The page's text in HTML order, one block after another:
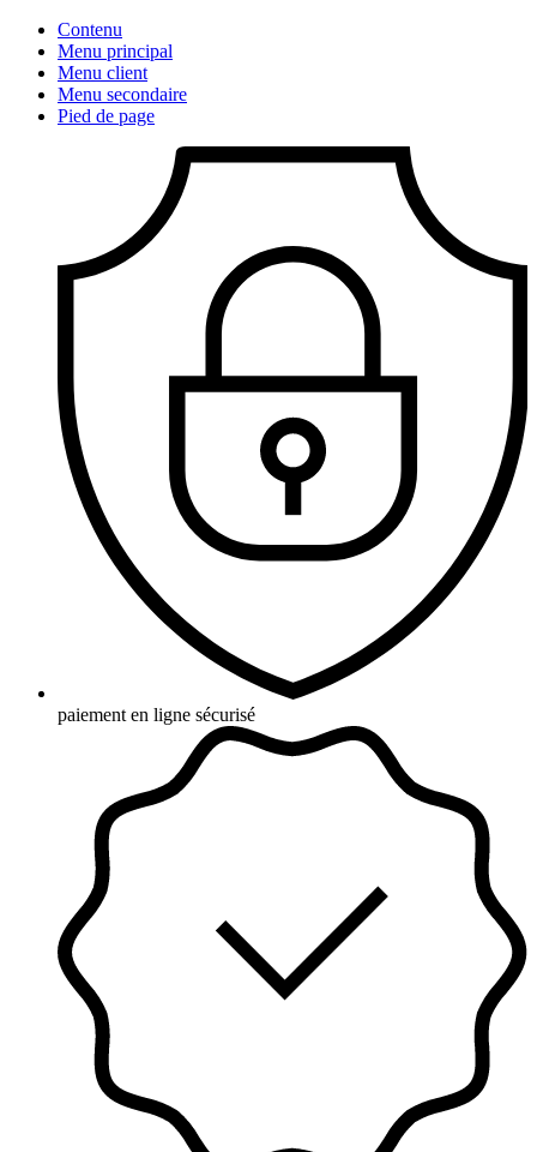
Contenu
Menu principal
Menu client
Menu secondaire
Pied de page
paiement en ligne sécurisé